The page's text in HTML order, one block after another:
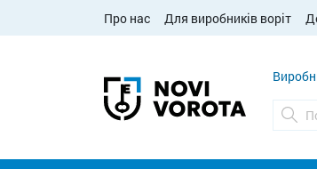
Про нас Для виробників воріт